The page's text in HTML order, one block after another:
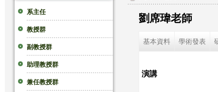
系主任
教授群
副教授群
助理教授群
兼任教授群
劉席瑋老師
基本資料 學術發表
演講